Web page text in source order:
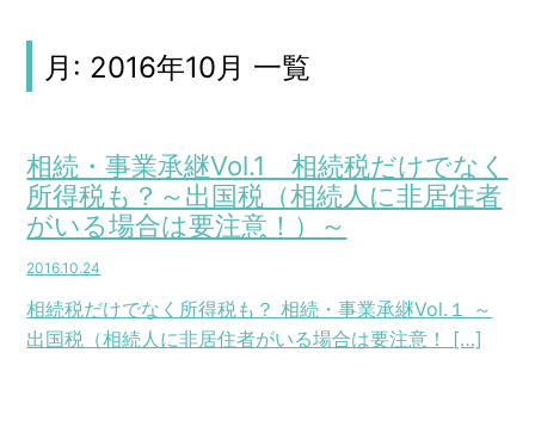
月: 2016年10月 一覧
相続・事業承継Vol.1 相続税だけでなく
所得税も？～出国税（相続人に非居住者
がいる場合は要注意！）～
2016.10.24
相続税だけでなく所得税も？ 相続・事業承継Vol.１ ～
出国税（相続人に非居住者がいる場合は要注意！ […]